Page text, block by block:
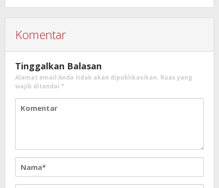
Komentar
Tinggalkan Balasan
Alamat email Anda tidak akan dipublikasikan. Ruas yang
wajib ditandai *